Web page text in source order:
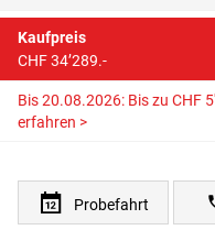
Kaufpreis
CHF 34’289.-
Bis 20.08.2026: Bis zu CHF
erfahren >
Probefahrt